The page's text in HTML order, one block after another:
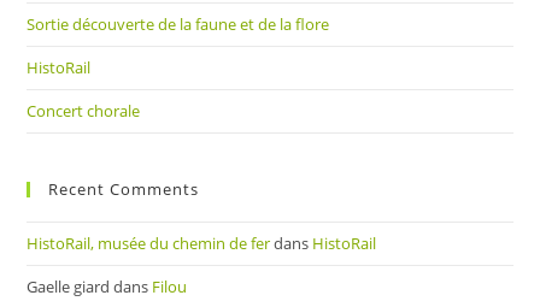
Sortie découverte de la faune et de la flore
HistoRail
Concert chorale
Recent Comments
HistoRail, musée du chemin de ferdans HistoRail
Gaelle giard dans Filou